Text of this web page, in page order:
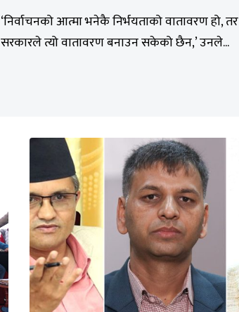
‘निर्वाचनको आत्मा भनेकै निर्भयताको वातावरण हो, तर
सरकारले त्यो वातावरण बनाउन सकेको छैन,’ उनले...